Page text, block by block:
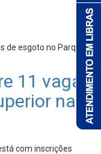
esgoto no Parque
11 vagas
na
com inscrições